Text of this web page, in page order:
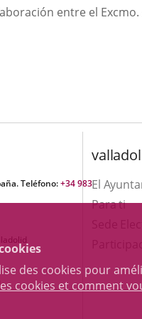
des cookies pour
cookies et comment
entre el
Teléfono:+34 983El
Para ti